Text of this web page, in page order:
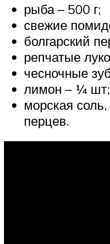
рыба – 500 г;
свежие
болгарский
репчатые
чесночные
лимон – ¼ шт;
морская
перцев.